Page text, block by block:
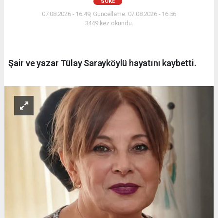
07.08.2026 - 16:49, Güncelleme: 07.08.2026 - 16:56
3449 kez okundu.
Şair ve yazar Tülay Sarayköylü hayatını kaybetti.